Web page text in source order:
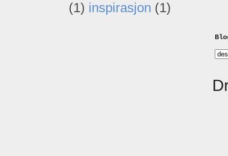
(1) inspirasjon (1)